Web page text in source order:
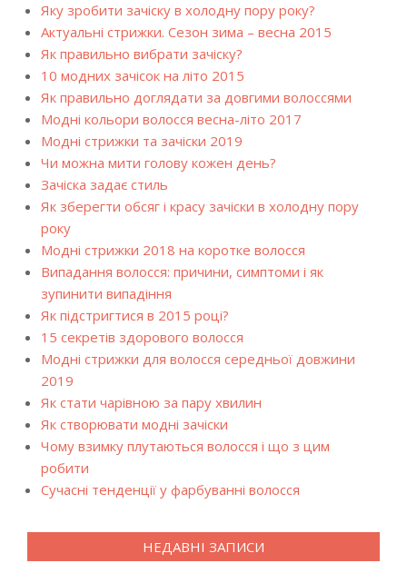
Яку зробити зачіску в холодну пору року?
Актуальні стрижки. Сезон зима – весна 2015
Як правильно вибрати зачіску?
10 модних зачісок на літо 2015
Як правильно доглядати за довгими волоссями
Модні кольори волосся весна-літо 2017
Модні стрижки та зачіски 2019
Чи можна мити голову кожен день?
Зачіска задає стиль
Як зберегти обсяг і красу зачіски в холодну пору
року
Модні стрижки 2018 на коротке волосся
Випадання волосся: причини, симптоми і як
зупинити випадіння
Як підстригтися в 2015 році?
15 секретів здорового волосся
Модні стрижки для волосся середньої довжини
2019
Як стати чарівною за пару хвилин
Як створювати модні зачіски
Чому взимку плутаються волосся і що з цим
робити
Сучасні тенденції у фарбуванні волосся
НЕДАВНІ ЗАПИСИ